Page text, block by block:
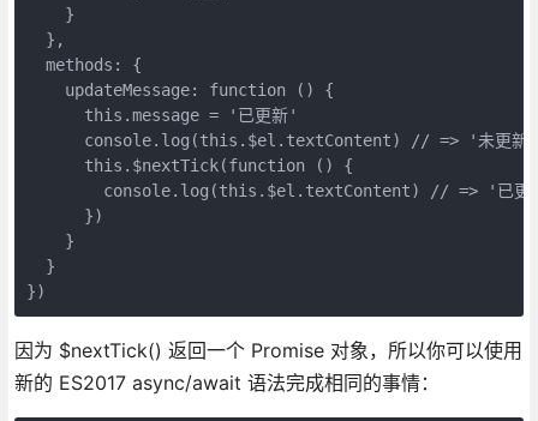
    }
  },
  methods: {
    updateMessage: function () {
      this.message = '已更新'
      console.log(this.$el.textContent) // => '未更新'
      this.$nextTick(function () {
console.log(this.$el.textContent) // => '已更
      })
    }
  }
因为 $nextTick() 返回一个 Promise 对象，所以你可以使用
新的 ES2017 async/await 语法完成相同的事情：